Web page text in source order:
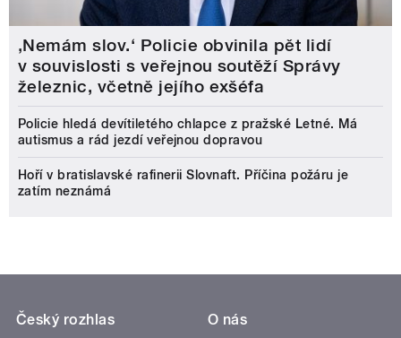
‚Nemám slov.‘ Policie obvinila pět lidí
v souvislosti s veřejnou soutěží Správy
železnic, včetně jejího exšéfa
Policie hledá devítiletého chlapce z pražské Letné. Má
autismus a rád jezdí veřejnou dopravou
Hoří v bratislavské rafinerii Slovnaft. Příčina požáru je
zatím neznámá
Český rozhlas
O nás